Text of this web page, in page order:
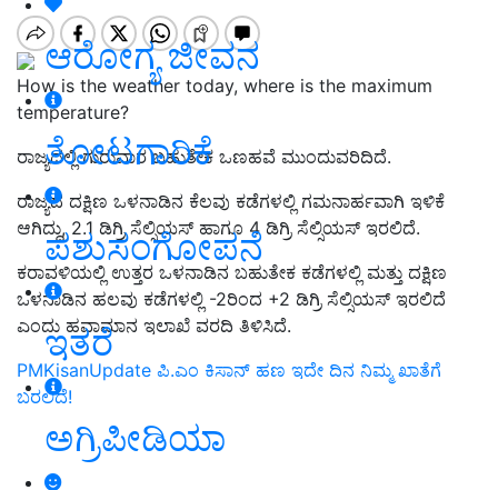
ಆರೋಗ್ಯ ಜೀವನ
ತೋಟಗಾರಿಕೆ
ಪಶುಸಂಗೋಪನೆ
ಇತರೆ
ಅಗ್ರಿಪೀಡಿಯಾ
How is the weather today, where is the maximum
temperature?
ರಾಜ್ಯದಲ್ಲಿ ಗುರುವಾರ ಬಹುತೇಕ ಒಣಹವೆ ಮುಂದುವರಿದಿದೆ.
ರಾಜ್ಯದ ದಕ್ಷಿಣ ಒಳನಾಡಿನ ಕೆಲವು ಕಡೆಗಳಲ್ಲಿ ಗಮನಾರ್ಹವಾಗಿ ಇಳಿಕೆ
ಆಗಿದ್ದು, 2.1 ಡಿಗ್ರಿ ಸೆಲ್ಸಿಯಸ್‌ ಹಾಗೂ 4 ಡಿಗ್ರಿ ಸೆಲ್ಸಿಯಸ್‌ ಇರಲಿದೆ.
ಕರಾವಳಿಯಲ್ಲಿ ಉತ್ತರ ಒಳನಾಡಿನ ಬಹುತೇಕ ಕಡೆಗಳಲ್ಲಿ ಮತ್ತು ದಕ್ಷಿಣ
ಒಳನಾಡಿನ ಹಲವು ಕಡೆಗಳಲ್ಲಿ -2ರಿಂದ +2 ಡಿಗ್ರಿ ಸೆಲ್ಸಿಯಸ್‌ ಇರಲಿದೆ
ಎಂದು ಹವಾಮಾನ ಇಲಾಖೆ ವರದಿ ತಿಳಿಸಿದೆ.
PMKisanUpdate ಪಿ.ಎಂ ಕಿಸಾನ್‌ ಹಣ ಇದೇ ದಿನ ನಿಮ್ಮ ಖಾತೆಗೆ
ಬರಲಿದೆ!